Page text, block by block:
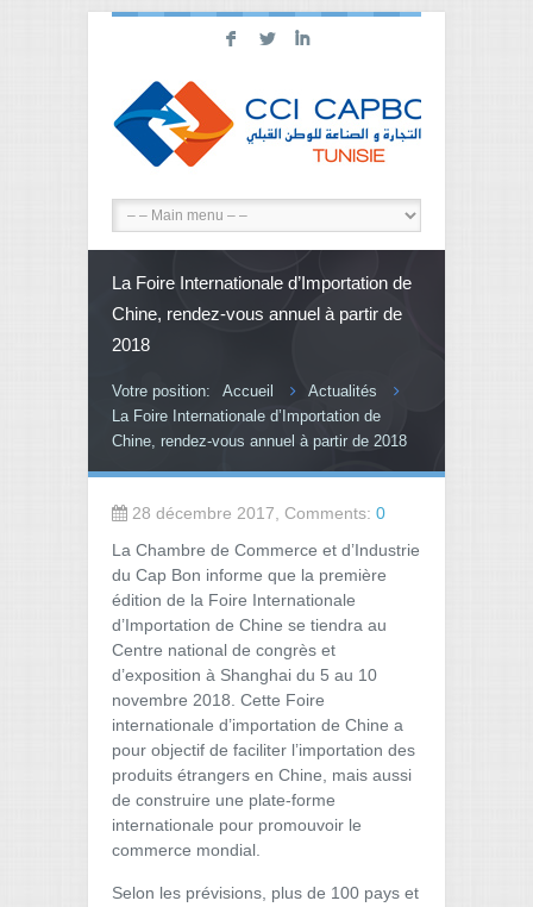
F L I
La Foire Internationale d’Importation de
Chine, rendez-vous annuel à partir de
2018
Votre position: Accueil
Actualités
La Foire Internationale d’Importation de
Chine, rendez-vous annuel à partir de 2018
28 décembre 2017, Comments: 0
La Chambre de Commerce et d’Industrie
du Cap Bon informe que la première
édition de la Foire Internationale
d’Importation de Chine se tiendra au
Centre national de congrès et
d’exposition à Shanghai du 5 au 10
novembre 2018. Cette Foire
internationale d’importation de Chine a
pour objectif de faciliter l’importation des
produits étrangers en Chine, mais aussi
de construire une plate-forme
internationale pour promouvoir le
commerce mondial.
Selon les prévisions, plus de 100 pays et